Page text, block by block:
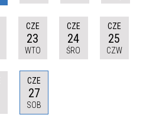
CZE
23
WTO
CZE
24
ŚRO
CZE
25
CZW
CZE
27
SOB